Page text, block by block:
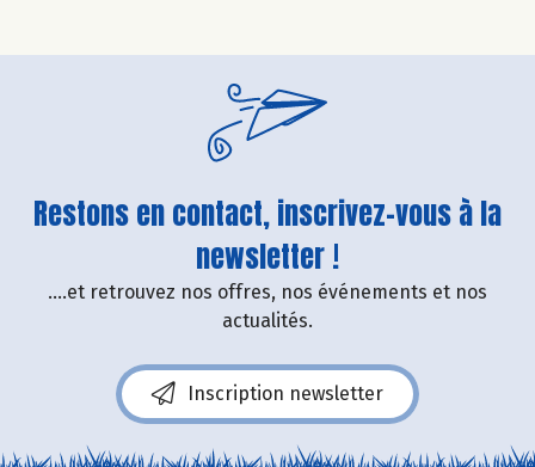
Restons en contact, inscrivez-vous à la
newsletter !
....et retrouvez nos offres, nos événements et nos
actualités.
Inscription newsletter